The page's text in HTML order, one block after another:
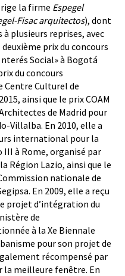
la firme Espegel
Fisac arquitectos), dont
plusieurs reprises, avec
prix du concours
Social» à Bogotá
du concours
Culturel de
ainsi que le prix COAM
de Madrid pour
Villalba. En 2010, elle a
international pour la
à Rome, organisé par
Région Lazio, ainsi que le
nationale de
En 2009, elle a reçu
projet d’intégration du
de
à la Xe Biennale
pour son projet de
récompensé par
la meilleure fenêtre. En